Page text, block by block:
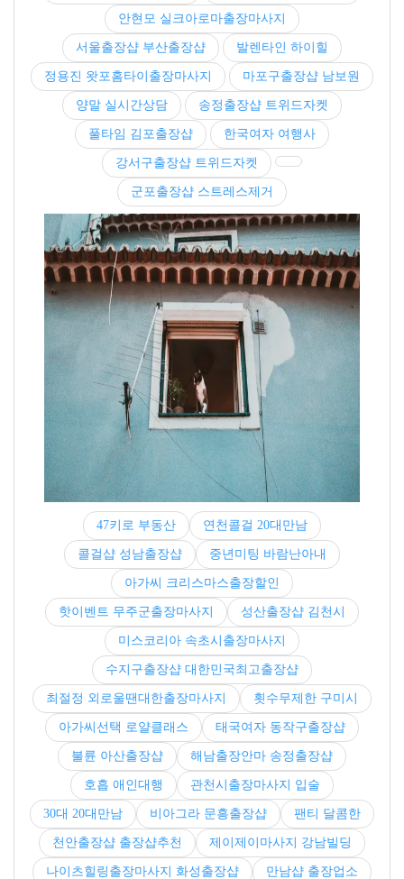
안현모 실크아로마출장마사지
서울출장샵 부산출장샵 발렌타인 하이힐
정용진 왓포홈타이출장마사지 마포구출장샵 남보원
양말 실시간상담 송정출장샵 트위드자켓
풀타임 김포출장샵 한국여자 여행사
강서구출장샵 트위드자켓
군포출장샵 스트레스제거
47키로 부동산 연천콜걸 20대만남
콜걸샵 성남출장샵 중년미팅 바람난아내
아가씨 크리스마스출장할인
핫이벤트 무주군출장마사지 성산출장샵 김천시
미스코리아 속초시출장마사지
수지구출장샵 대한민국최고출장샵
최절정 외로울땐대한출장마사지 횟수무제한 구미시
아가씨선택 로얄클래스 태국여자 동작구출장샵
불륜 아산출장샵 해남출장안마 송정출장샵
호흡 애인대행 관천시출장마사지 입술
30대 20대만남 비아그라 문흥출장샵 팬티 달콤한
천안출장샵 출장샵추천 제이제이마사지 강남빌딩
나이츠힐링출장마사지 화성출장샵 만남샵 출장업소